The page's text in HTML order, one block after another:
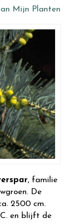
Mijn Planten
, familie
De
2500 cm.
en blijft de